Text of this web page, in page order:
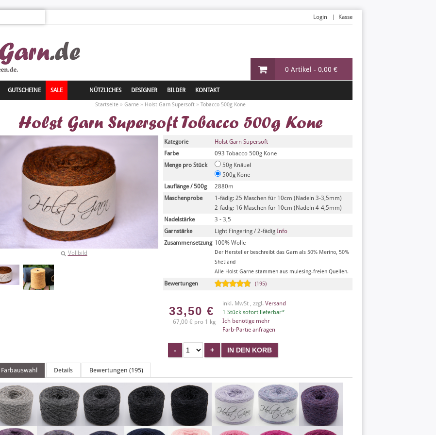
0 Artikel - 0,00 €
Login Kasse
GUTSCHEINE SALE NÜTZLICHES DESIGNER BILDER KONTAKT
Startseite » Garne » Holst Garn Supersoft » Tobacco 500g Kone
Holst Garn Supersoft Tobacco 500g Kone
Vollbild
Kategorie
Holst Garn Supersoft
Farbe
093 Tobacco 500g Kone
Menge pro Stück
50g Knäuel
500g Kone
Lauflänge / 500g
2880m
Maschenprobe
1-fädig: 25 Maschen für 10cm (Nadeln 3-3,5mm)
2-fädig: 16 Maschen für 10cm (Nadeln 4-4,5mm)
Nadelstärke
3 - 3,5
Garnstärke
Light Fingering / 2-fädig Info
Zusammensetzung 100% Wolle
Der Hersteller beschreibt das Garn als 50% Merino, 50%
Shetland
Alle Holst Garne stammen aus mulesing-freien Quellen.
Bewertungen (195)
33,50 €
67,00 € pro 1 kg
inkl. MwSt , zzgl. Versand
1 Stück sofort lieferbar*
Ich benötige mehr
Farb-Partie anfragen
Farbauswahl Details Bewertungen (195)
X